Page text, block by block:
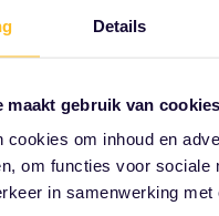
Details
maakt gebruik van cookies
cookies om inhoud en
om functies voor sociale
in samenwerking met
onze partners